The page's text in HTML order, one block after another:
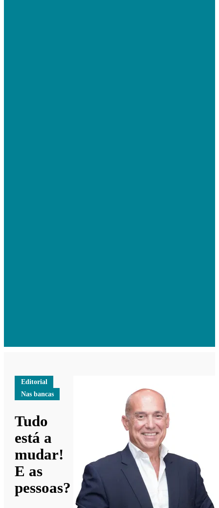
Editorial
Nas bancas
Tudo
está a
mudar!
E as
pessoas?